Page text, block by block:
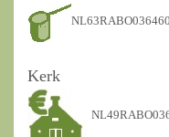
Kerk